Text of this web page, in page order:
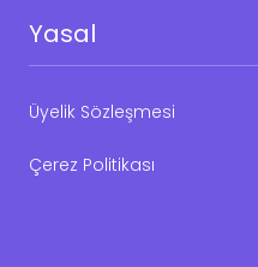
Yasal
Üyelik Sözleşmesi
Çerez Politikası